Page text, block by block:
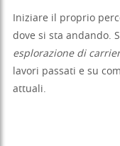
Iniziare il proprio
dove si sta andando.
esplorazione di
lavori passati e su
attuali.